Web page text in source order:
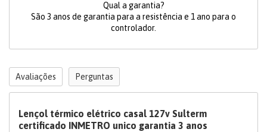
Qual a garantia?
São 3 anos de garantia para a resistência e 1 ano para o
controlador.
Avaliações Perguntas
Lençol térmico elétrico casal 127v Sulterm
certificado INMETRO unico garantia 3 anos